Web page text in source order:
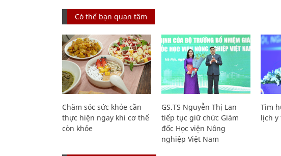
Có thể bạn quan tâm
Chăm sóc sức khỏe cần
thực hiện ngay khi cơ thể
còn khỏe
GS.TS Nguyễn Thị Lan
tiếp tục giữ chức Giám
đốc Học viện Nông
nghiệp Việt Nam
Tìm
lịch y